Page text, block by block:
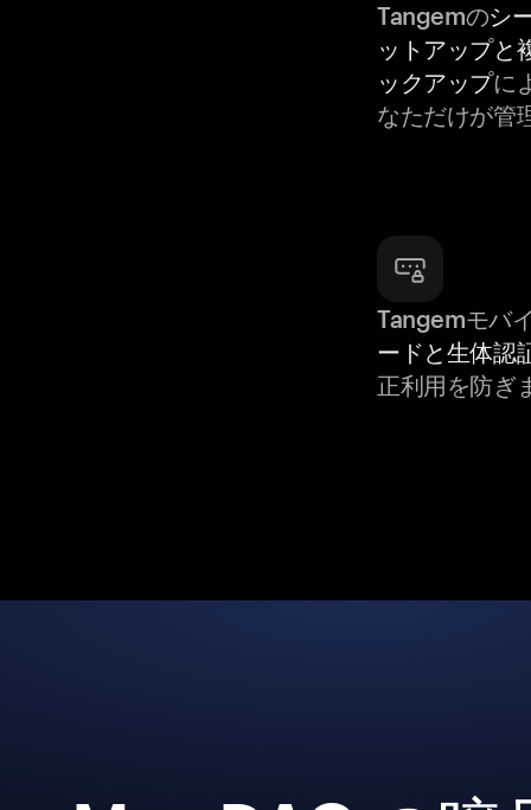
Tangemのシ
ットアップと
ックアップに
なただけが管
Tangemモバ
ードと生体認
正利用を防ぎ